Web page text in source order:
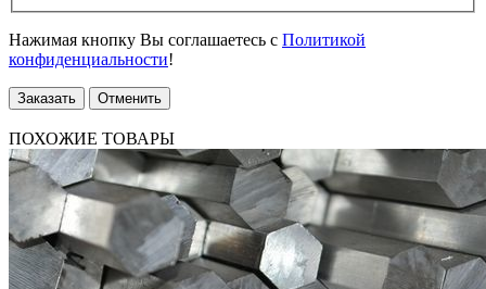
Нажимая кнопку Вы соглашаетесь с Политикой
конфиденциальности!
Заказать Отменить
ПОХОЖИЕ ТОВАРЫ